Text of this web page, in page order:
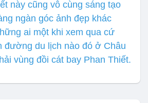
này cũng vô cùng sáng tạo
ngàn góc ảnh đẹp khác
ai một khi xem qua cứ
đường du lịch nào đó ở Châu
vùng đồi cát bay Phan Thiết.